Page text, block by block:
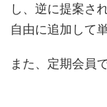
し、逆に提案さ
自由に追加して
また、定期会員